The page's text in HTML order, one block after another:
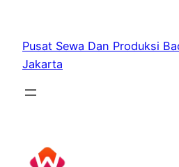
content
Pusat Sewa Dan Produksi
Jakarta